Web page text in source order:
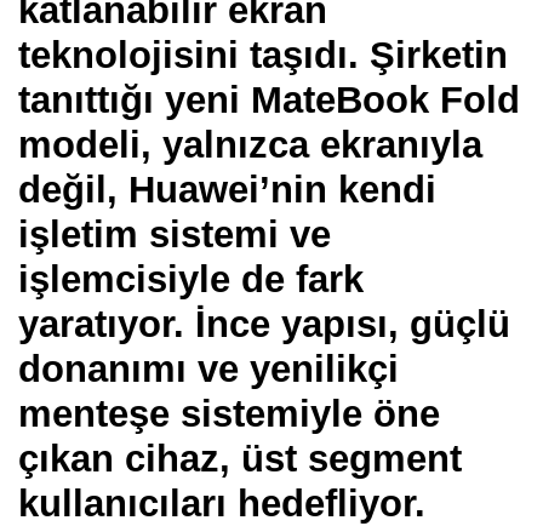
katlanabilir ekran
teknolojisini taşıdı. Şirketin
tanıttığı yeni MateBook Fold
modeli, yalnızca ekranıyla
değil, Huawei’nin kendi
işletim sistemi ve
işlemcisiyle de fark
yaratıyor. İnce yapısı, güçlü
donanımı ve yenilikçi
menteşe sistemiyle öne
çıkan cihaz, üst segment
kullanıcıları hedefliyor.